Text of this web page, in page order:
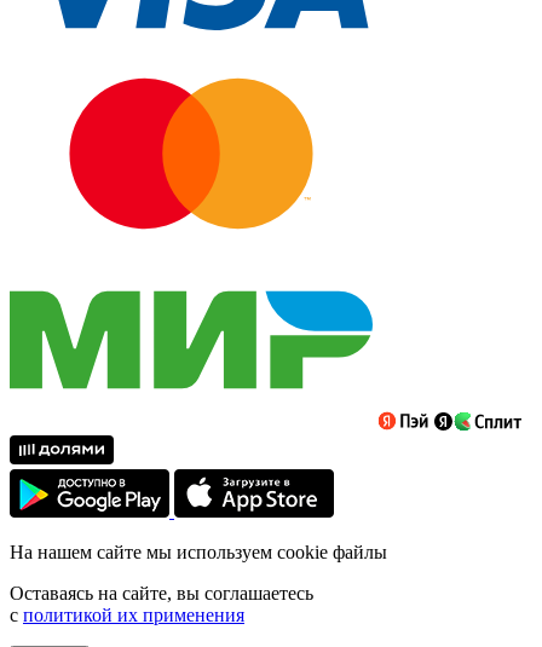
На нашем сайте мы используем cookie файлы
Оставаясь на сайте, вы соглашаетесь
с политикой их применения